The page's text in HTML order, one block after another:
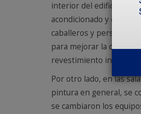
interior del edificio. Se
acondicionado y
caballeros y personas
para mejorar la
revestimiento interior
Por otro lado, en las
pintura en general, se
se cambiaron los